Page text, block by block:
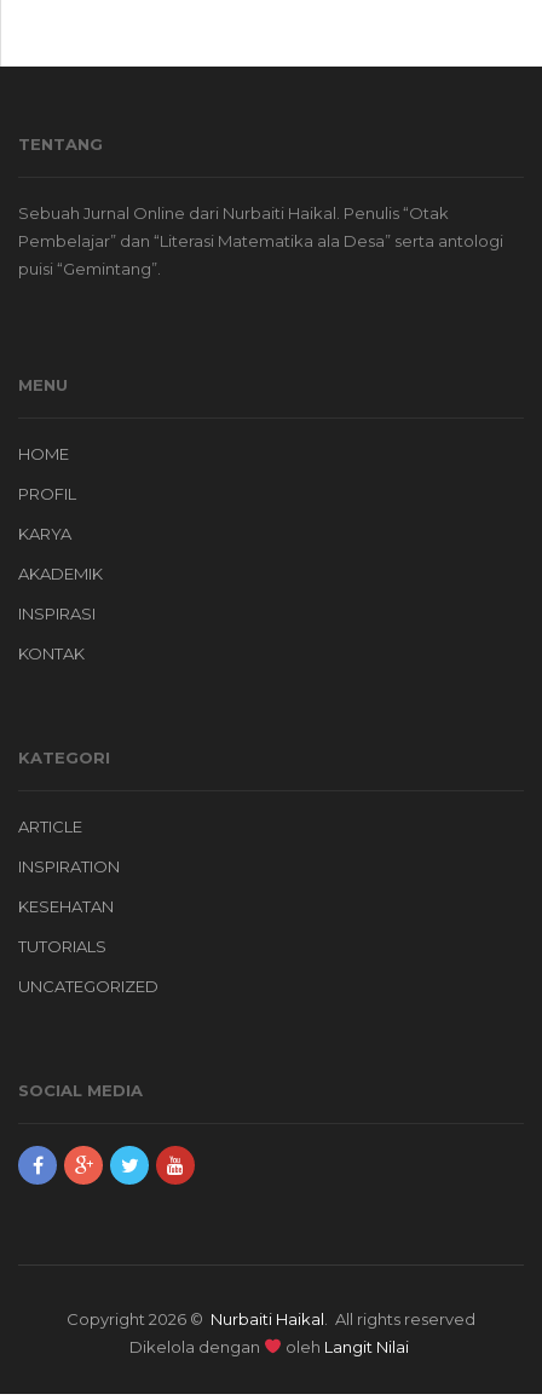
TENTANG
Sebuah Jurnal Online dari Nurbaiti Haikal. Penulis “Otak
Pembelajar” dan “Literasi Matematika ala Desa” serta antologi
puisi “Gemintang”.
MENU
HOME
PROFIL
KARYA
AKADEMIK
INSPIRASI
KONTAK
KATEGORI
ARTICLE
INSPIRATION
KESEHATAN
TUTORIALS
UNCATEGORIZED
SOCIAL MEDIA
Copyright 2026 © Nurbaiti Haikal . All rights reserved
Dikelola dengan
oleh Langit Nilai